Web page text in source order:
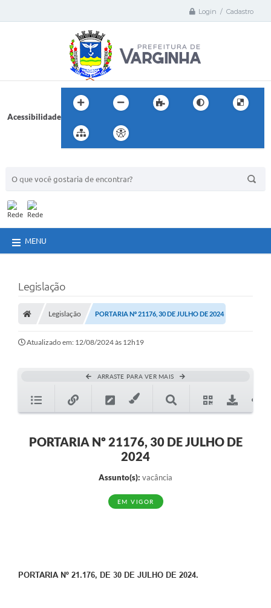
Login / Cadastro
Acessibilidade
MENU
Legislação
Legislação PORTARIA Nº 21176, 30 DE JULHO DE 2024
Atualizado em: 12/08/2024 às 12h19
ARRASTE PARA VER MAIS
PORTARIA Nº 21176, 30 DE JULHO DE
2024
Assunto(s): vacância
EM VIGOR
PORTARIA Nº 21.176, DE 30 DE JULHO DE 2024.